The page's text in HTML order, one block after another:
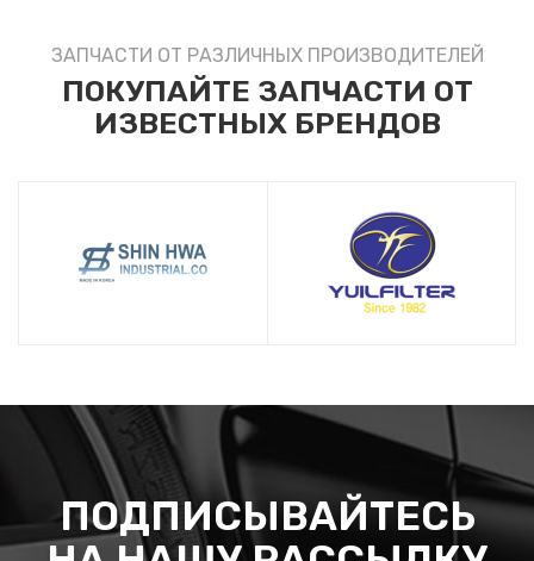
ЗАПЧАСТИ ОТ РАЗЛИЧНЫХ ПРОИЗВОДИТЕЛЕЙ
ПОКУПАЙТЕ ЗАПЧАСТИ ОТ
ИЗВЕСТНЫХ БРЕНДОВ
ПОДПИСЫВАЙТЕСЬ